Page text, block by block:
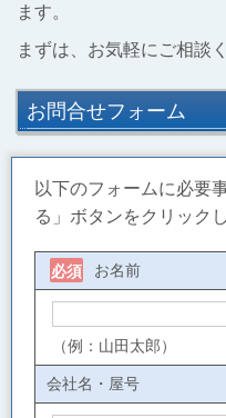
ます。
まずは、お気軽にご相談
お問合せフォーム
以下のフォームに必要
る」ボタンをクリック
お名前
必須
（例：山田太郎）
会社名・屋号